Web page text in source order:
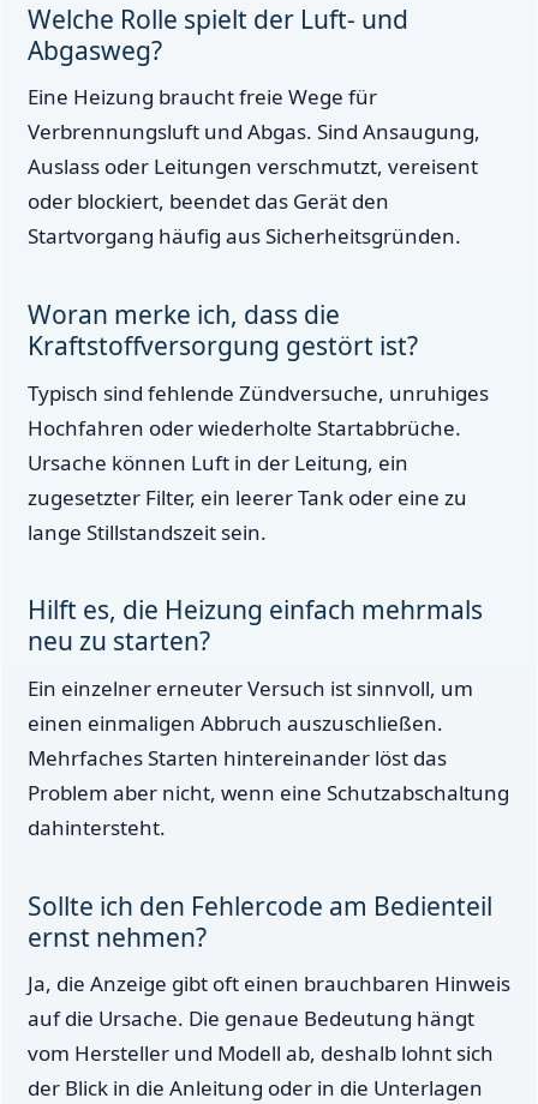
Welche Rolle spielt der Luft- und
Abgasweg?
Eine Heizung braucht freie Wege für
Verbrennungsluft und Abgas. Sind Ansaugung,
Auslass oder Leitungen verschmutzt, vereisent
oder blockiert, beendet das Gerät den
Startvorgang häufig aus Sicherheitsgründen.
Woran merke ich, dass die
Kraftstoffversorgung gestört ist?
Typisch sind fehlende Zündversuche, unruhiges
Hochfahren oder wiederholte Startabbrüche.
Ursache können Luft in der Leitung, ein
zugesetzter Filter, ein leerer Tank oder eine zu
lange Stillstandszeit sein.
Hilft es, die Heizung einfach mehrmals
neu zu starten?
Ein einzelner erneuter Versuch ist sinnvoll, um
einen einmaligen Abbruch auszuschließen.
Mehrfaches Starten hintereinander löst das
Problem aber nicht, wenn eine Schutzabschaltung
dahintersteht.
Sollte ich den Fehlercode am Bedienteil
ernst nehmen?
Ja, die Anzeige gibt oft einen brauchbaren Hinweis
auf die Ursache. Die genaue Bedeutung hängt
vom Hersteller und Modell ab, deshalb lohnt sich
der Blick in die Anleitung oder in die Unterlagen